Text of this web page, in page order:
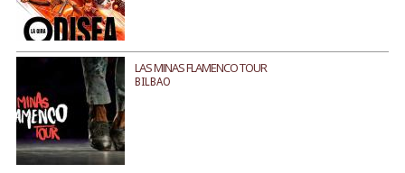
LAS MINAS FLAMENCO TOUR
BILBAO